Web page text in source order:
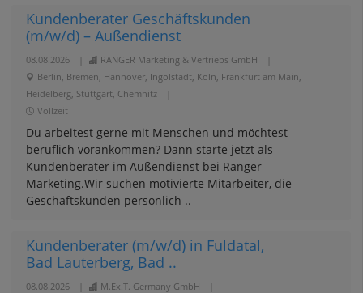
Kundenberater Geschäftskunden
(m/w/d) – Außendienst
08.08.2026 RANGER Marketing & Vertriebs GmbH
Berlin, Bremen, Hannover, Ingolstadt, Köln, Frankfurt am Main,
Heidelberg, Stuttgart, Chemnitz
Vollzeit
Du arbeitest gerne mit Menschen und möchtest
beruflich vorankommen? Dann starte jetzt als
Kundenberater im Außendienst bei Ranger
Marketing.Wir suchen motivierte Mitarbeiter, die
Geschäftskunden persönlich ..
Kundenberater (m/w/d) in Fuldatal,
Bad Lauterberg, Bad ..
08.08.2026 M.Ex.T. Germany GmbH